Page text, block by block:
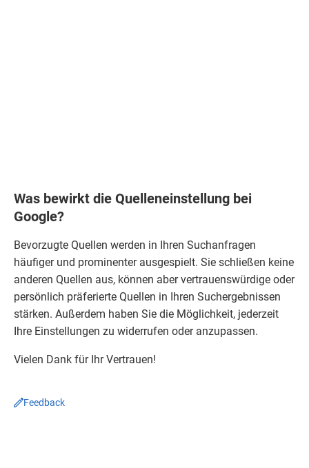
Was bewirkt die Quelleneinstellung bei
Google?
Bevorzugte Quellen werden in Ihren Suchanfragen
häufiger und prominenter ausgespielt. Sie schließen keine
anderen Quellen aus, können aber vertrauenswürdige oder
persönlich präferierte Quellen in Ihren Suchergebnissen
stärken. Außerdem haben Sie die Möglichkeit, jederzeit
Ihre Einstellungen zu widerrufen oder anzupassen.
Vielen Dank für Ihr Vertrauen!
Feedback